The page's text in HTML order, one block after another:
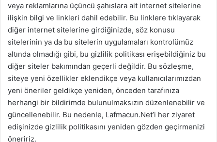
veya reklamlarına üçüncü şahıslara ait internet sitelerine
ilişkin bilgi ve linkleri dahil edebilir. Bu linklere tıklayarak
diğer internet sitelerine girdiğinizde, söz konusu
sitelerinin ya da bu sitelerin uygulamaları kontrolümüz
altında olmadığı gibi, bu gizlilik politikası erişebildiğiniz bu
diğer siteler bakımından geçerli değildir. Bu sözleşme,
siteye yeni özellikler eklendikçe veya kullanıcılarımızdan
yeni öneriler geldikçe yeniden, önceden tarafınıza
herhangi bir bildirimde bulunulmaksızın düzenlenebilir ve
güncellenebilir. Bu nedenle, Lafmacun.Net’i her ziyaret
edişinizde gizlilik politikasını yeniden gözden geçirmenizi
öneririz.